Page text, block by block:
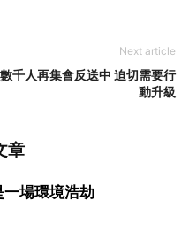
Next article
數千人再集會反送中 迫切需要行
動升級
章
一場環境浩劫